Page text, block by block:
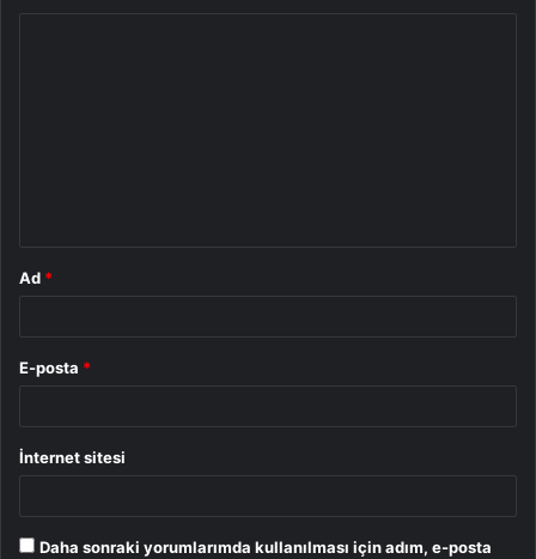
Ad *
E-posta *
İnternet sitesi
Daha sonraki yorumlarımda kullanılması için adım, e-posta